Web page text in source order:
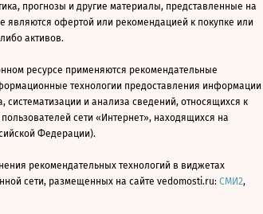
прогнозы и другие материалы, представленные на
являются офертой или рекомендацией к покупке или
активов.
ресурсе применяются рекомендательные
технологии предоставления информации
систематизации и анализа сведений, относящихся к
сети «Интернет», находящихся на
Федерации).
рекомендательных технологий в виджетах
сети, размещенных на сайте vedomosti.ru: СМИ2,